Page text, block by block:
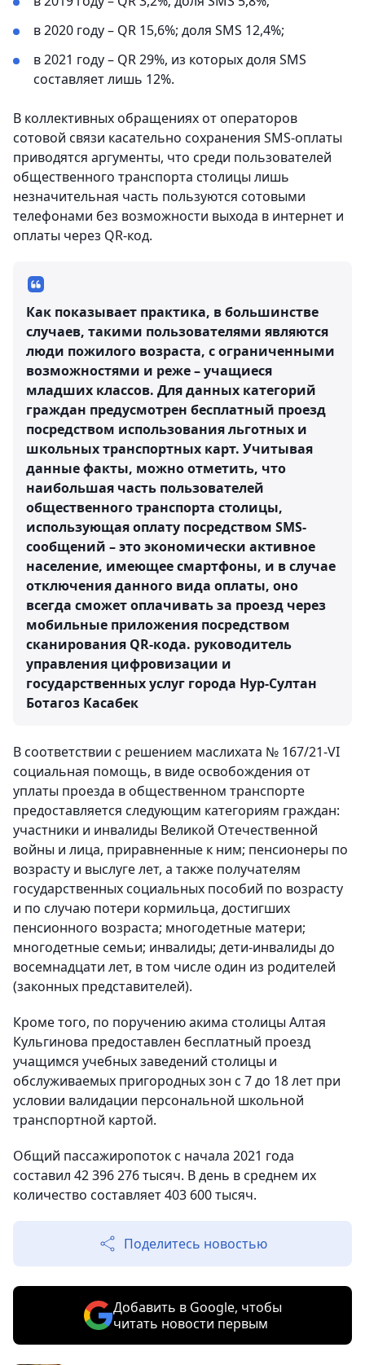
в 2020 году – QR 15,6%; доля SMS 12,4%;
в 2021 году – QR 29%, из которых доля SMS
составляет лишь 12%.
В коллективных обращениях от операторов
сотовой связи касательно сохранения SMS-оплаты
приводятся аргументы, что среди пользователей
общественного транспорта столицы лишь
незначительная часть пользуются сотовыми
телефонами без возможности выхода в интернет и
оплаты через QR-код.
Как показывает практика, в большинстве
случаев, такими пользователями являются
люди пожилого возраста, с ограниченными
возможностями и реже – учащиеся
младших классов. Для данных категорий
граждан предусмотрен бесплатный проезд
посредством использования льготных и
школьных транспортных карт. Учитывая
данные факты, можно отметить, что
наибольшая часть пользователей
общественного транспорта столицы,
использующая оплату посредством SMS-
сообщений – это экономически активное
население, имеющее смартфоны, и в случае
отключения данного вида оплаты, оно
всегда сможет оплачивать за проезд через
мобильные приложения посредством
сканирования QR-кода. руководитель
управления цифровизации и
государственных услуг города Нур-Султан
Ботагоз Касабек
В соответствии с решением маслихата № 167/21-VI
социальная помощь, в виде освобождения от
уплаты проезда в общественном транспорте
предоставляется следующим категориям граждан:
участники и инвалиды Великой Отечественной
войны и лица, приравненные к ним; пенсионеры по
возрасту и выслуге лет, а также получателям
государственных социальных пособий по возрасту
и по случаю потери кормильца, достигших
пенсионного возраста; многодетные матери;
многодетные семьи; инвалиды; дети-инвалиды до
восемнадцати лет, в том числе один из родителей
(законных представителей).
Кроме того, по поручению акима столицы Алтая
Кульгинова предоставлен бесплатный проезд
учащимся учебных заведений столицы и
обслуживаемых пригородных зон с 7 до 18 лет при
условии валидации персональной школьной
транспортной картой.
Общий пассажиропоток с начала 2021 года
составил 42 396 276 тысяч. В день в среднем их
количество составляет 403 600 тысяч.
Поделитесь новостью
Добавить в Google, чтобы
читать новости первым